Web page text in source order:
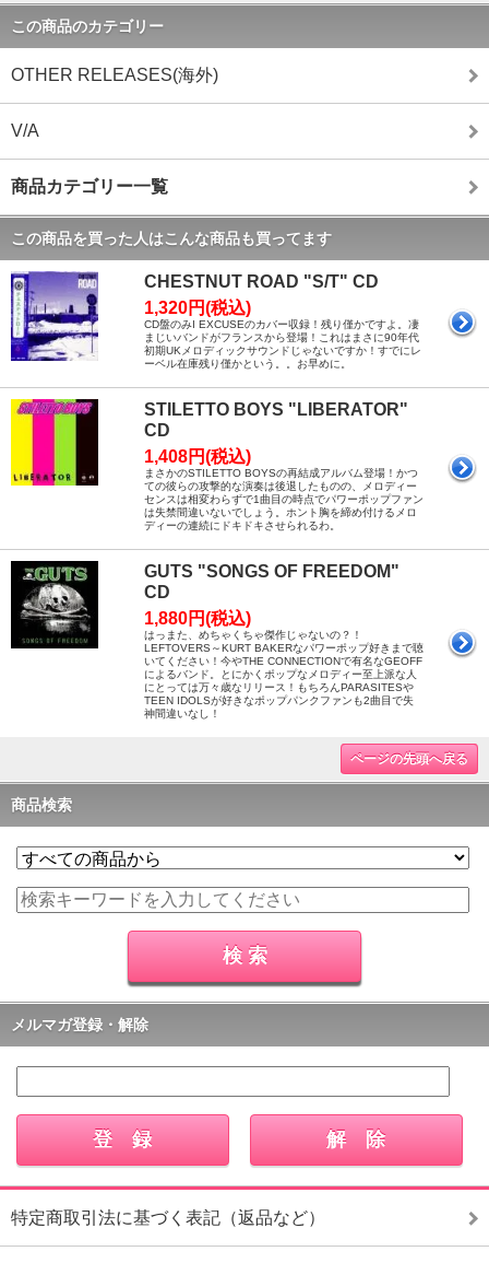
この商品のカテゴリー
OTHER RELEASES(海外)
V/A
商品カテゴリー一覧
この商品を買った人はこんな商品も買ってます
CHESTNUT ROAD "S/T" CD
1,320円(税込)
CD盤のみI EXCUSEのカバー収録！残り僅かですよ。凄
まじいバンドがフランスから登場！これはまさに90年代
初期UKメロディックサウンドじゃないですか！すでにレ
ーベル在庫残り僅かという。。お早めに。
STILETTO BOYS "LIBERATOR"
CD
1,408円(税込)
まさかのSTILETTO BOYSの再結成アルバム登場！かつ
ての彼らの攻撃的な演奏は後退したものの、メロディー
センスは相変わらずで1曲目の時点でパワーポップファン
は失禁間違いないでしょう。ホント胸を締め付けるメロ
ディーの連続にドキドキさせられるわ。
GUTS "SONGS OF FREEDOM"
CD
1,880円(税込)
はっまた、めちゃくちゃ傑作じゃないの？！
LEFTOVERS～KURT BAKERなパワーポップ好きまで聴
いてください！今やTHE CONNECTIONで有名なGEOFF
によるバンド。とにかくポップなメロディー至上派な人
にとっては万々歳なリリース！もちろんPARASITESや
TEEN IDOLSが好きなポップパンクファンも2曲目で失
神間違いなし！
ページの先頭へ戻る
商品検索
メルマガ登録・解除
特定商取引法に基づく表記（返品など）